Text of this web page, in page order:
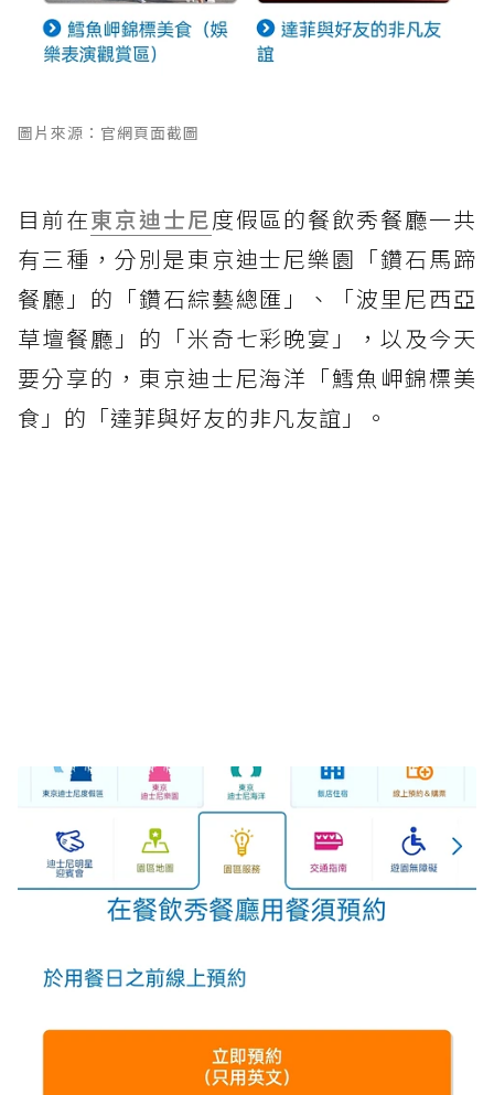
圖片來源：官網頁面截圖
目前在東京迪士尼度假區的餐飲秀餐廳一共
有三種，分別是東京迪士尼樂園「鑽石馬蹄
餐廳」的「鑽石綜藝總匯」、「波里尼西亞
草壇餐廳」的「米奇七彩晚宴」，以及今天
要分享的，東京迪士尼海洋「鱈魚岬錦標美
食」的「達菲與好友的非凡友誼」。